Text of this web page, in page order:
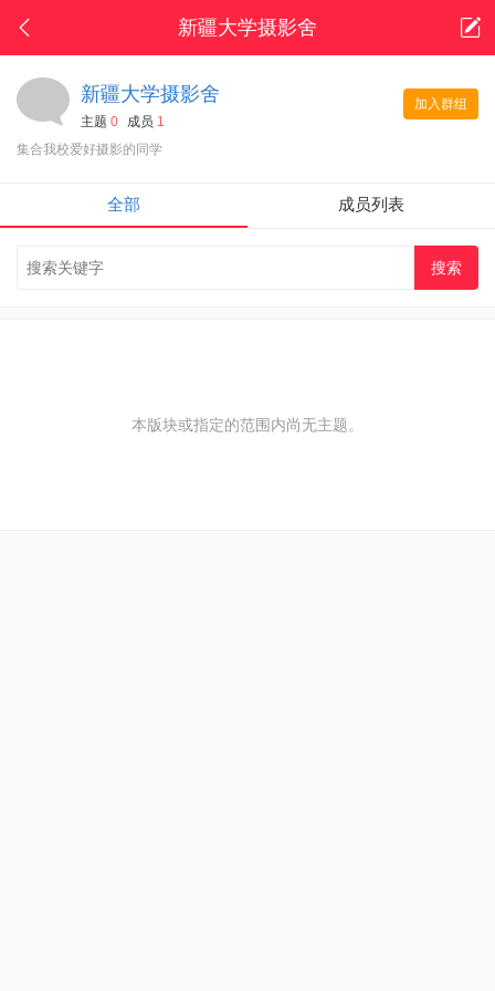
新疆大学摄影舍
加入群组
新疆大学摄影舍
主题 0 成员 1
集合我校爱好摄影的同学
全部 成员列表
本版块或指定的范围内尚无主题。